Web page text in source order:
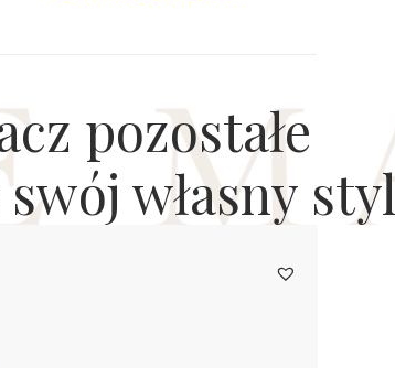
pozostałe
własny styl